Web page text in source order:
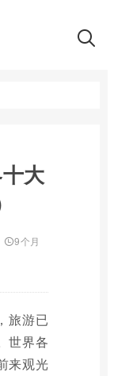
大
9个月
旅游已
世界各
来观光